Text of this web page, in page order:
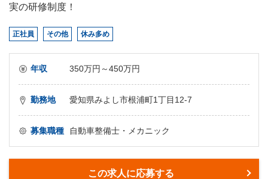
実の研修制度！
正社員 その他 休み多め
年収 350万円～450万円
勤務地 愛知県みよし市根浦町1丁目12-7
募集職種 自動車整備士・メカニック
この求人に応募する